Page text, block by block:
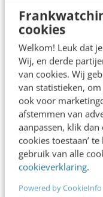
cookies
Welkom! Leuk dat
Wij, en derde
van cookies. Wij
van statistieken,
ook voor
afstemmen van
aanpassen, klik dan
cookies toestaan’
gebruik van alle
cookieverklaring.
Powered by CookieInfo
menu
je alle fouten en
bij beide
het totale aantal
naar de
screenshot te
in eerste
ATS. Mocht dit
gevuld zijn,